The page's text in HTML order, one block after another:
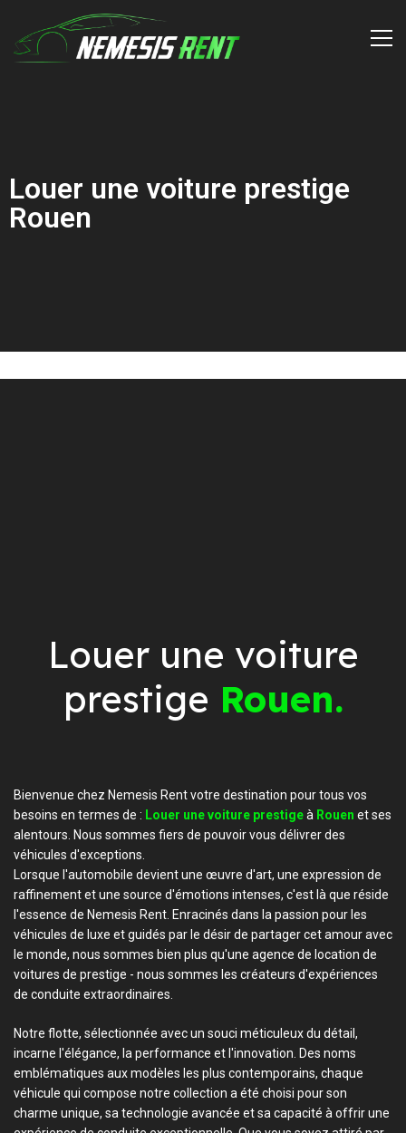
Louer une voiture prestige
Rouen
Louer une voiture
prestige Rouen.
Bienvenue chez Nemesis Rent votre destination pour tous vos
besoins en termes de : Louer une voiture prestigeà Rouen et ses
alentours. Nous sommes fiers de pouvoir vous délivrer des
véhicules d'exceptions.
Lorsque l'automobile devient une œuvre d'art, une expression de
raffinement et une source d'émotions intenses, c'est là que réside
l'essence de Nemesis Rent. Enracinés dans la passion pour les
véhicules de luxe et guidés par le désir de partager cet amour avec
le monde, nous sommes bien plus qu'une agence de location de
voitures de prestige - nous sommes les créateurs d'expériences
de conduite extraordinaires.
Notre flotte, sélectionnée avec un souci méticuleux du détail,
incarne l'élégance, la performance et l'innovation. Des noms
emblématiques aux modèles les plus contemporains, chaque
véhicule qui compose notre collection a été choisi pour son
charme unique, sa technologie avancée et sa capacité à offrir une